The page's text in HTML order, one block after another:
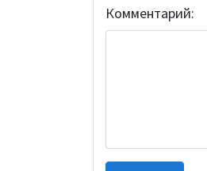
Комментарий: